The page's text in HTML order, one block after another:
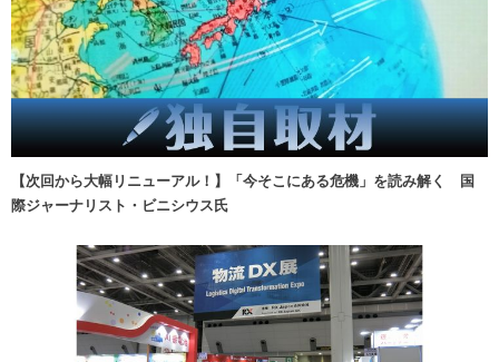
【次回から大幅リニューアル！】「今そこにある危機」を読み解く 国
際ジャーナリスト・ビニシウス氏